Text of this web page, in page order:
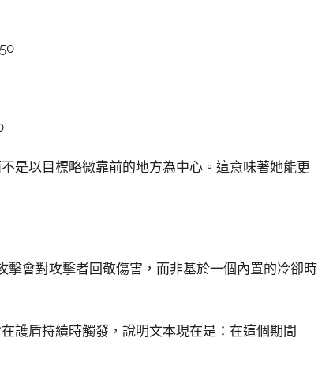
是以目標略微靠前的地方為中心。這意味著她能更
擊會對攻擊者回敬傷害，而非基於一個內置的冷卻時
護盾持續時觸發，說明文本現在是：在這個期間